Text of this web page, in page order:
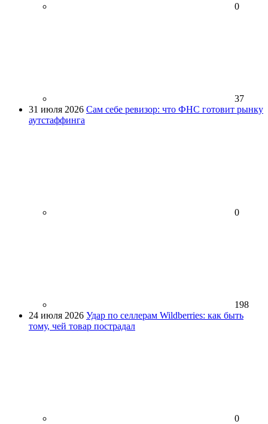
0
37
31 июля 2026 Сам себе ревизор: что ФНС готовит рынку
аутстаффинга
0
198
24 июля 2026 Удар по селлерам Wildberries: как быть
тому, чей товар пострадал
0